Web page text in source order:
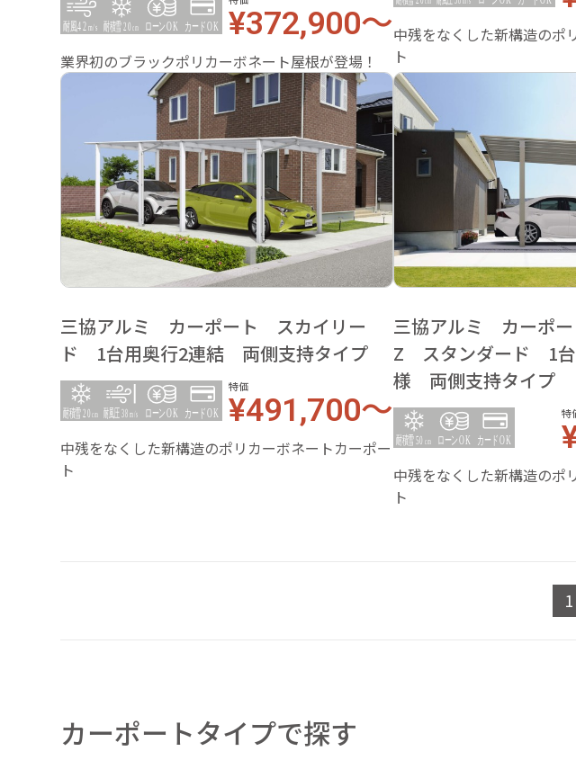
¥372,900～
業界初のブラックポリカーボネート屋根が登場！
中残をなくした新構造のポ
ト
三協アルミ カーポート スカイリー
ド 1台用奥行2連結 両側支持タイプ
特価
¥491,700～
中残をなくした新構造のポリカーボネートカーポー
ト
三協アルミ カーポ
Z スタンダード 1
様 両側支持タイプ
特
中残をなくした新構造のポ
ト
1
カーポートタイプで探す